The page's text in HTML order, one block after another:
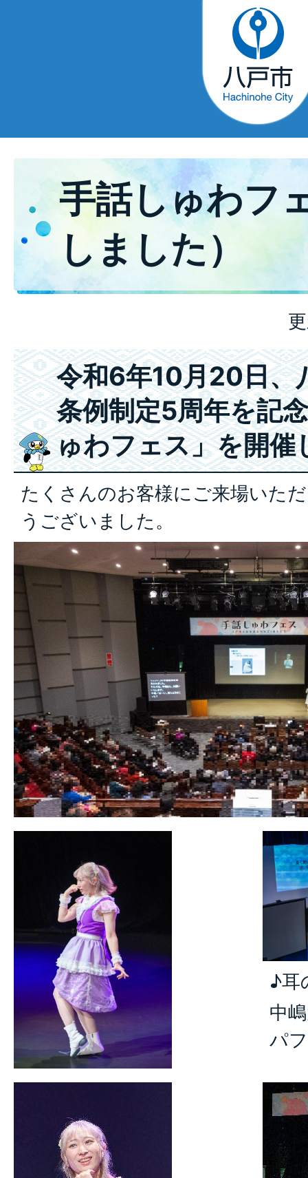
手話しゅわフ
しました）
令和6年10月20日、
条例制定5周年を記
ゅわフェス」を開催
たくさんのお客様にご来場いた
うございました。
♪耳
中
パ